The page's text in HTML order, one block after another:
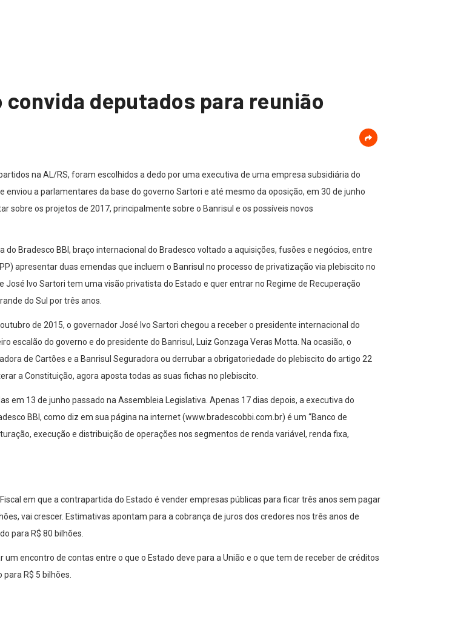
deputados para reunião
na AL/RS, foram escolhidos a dedo por uma executiva de uma empresa subsidiária do
a parlamentares da base do governo Sartori e até mesmo da oposição, em 30 de junho
sobre os projetos de 2017, principalmente sobre o Banrisul e os possíveis novos
Bradesco BBI, braço internacional do Bradesco voltado a aquisições, fusões e negócios, entre
apresentar duas emendas que incluem o Banrisul no processo de privatização via plebiscito no
Ivo Sartori tem uma visão privatista do Estado e quer entrar no Regime de Recuperação
do Sul por três anos.
de 2015, o governador José Ivo Sartori chegou a receber o presidente internacional do
escalão do governo e do presidente do Banrisul, Luiz Gonzaga Veras Motta. Na ocasião, o
de Cartões e a Banrisul Seguradora ou derrubar a obrigatoriedade do plebiscito do artigo 22
a Constituição, agora aposta todas as suas fichas no plebiscito.
13 de junho passado na Assembleia Legislativa. Apenas 17 dias depois, a executiva do
BBI, como diz em sua página na internet (www.bradescobbi.com.br) é um “Banco de
execução e distribuição de operações nos segmentos de renda variável, renda fixa,
em que a contrapartida do Estado é vender empresas públicas para ficar três anos sem pagar
vai crescer. Estimativas apontam para a cobrança de juros dos credores nos três anos de
para R$ 80 bilhões.
encontro de contas entre o que o Estado deve para a União e o que tem de receber de créditos
R$ 5 bilhões.